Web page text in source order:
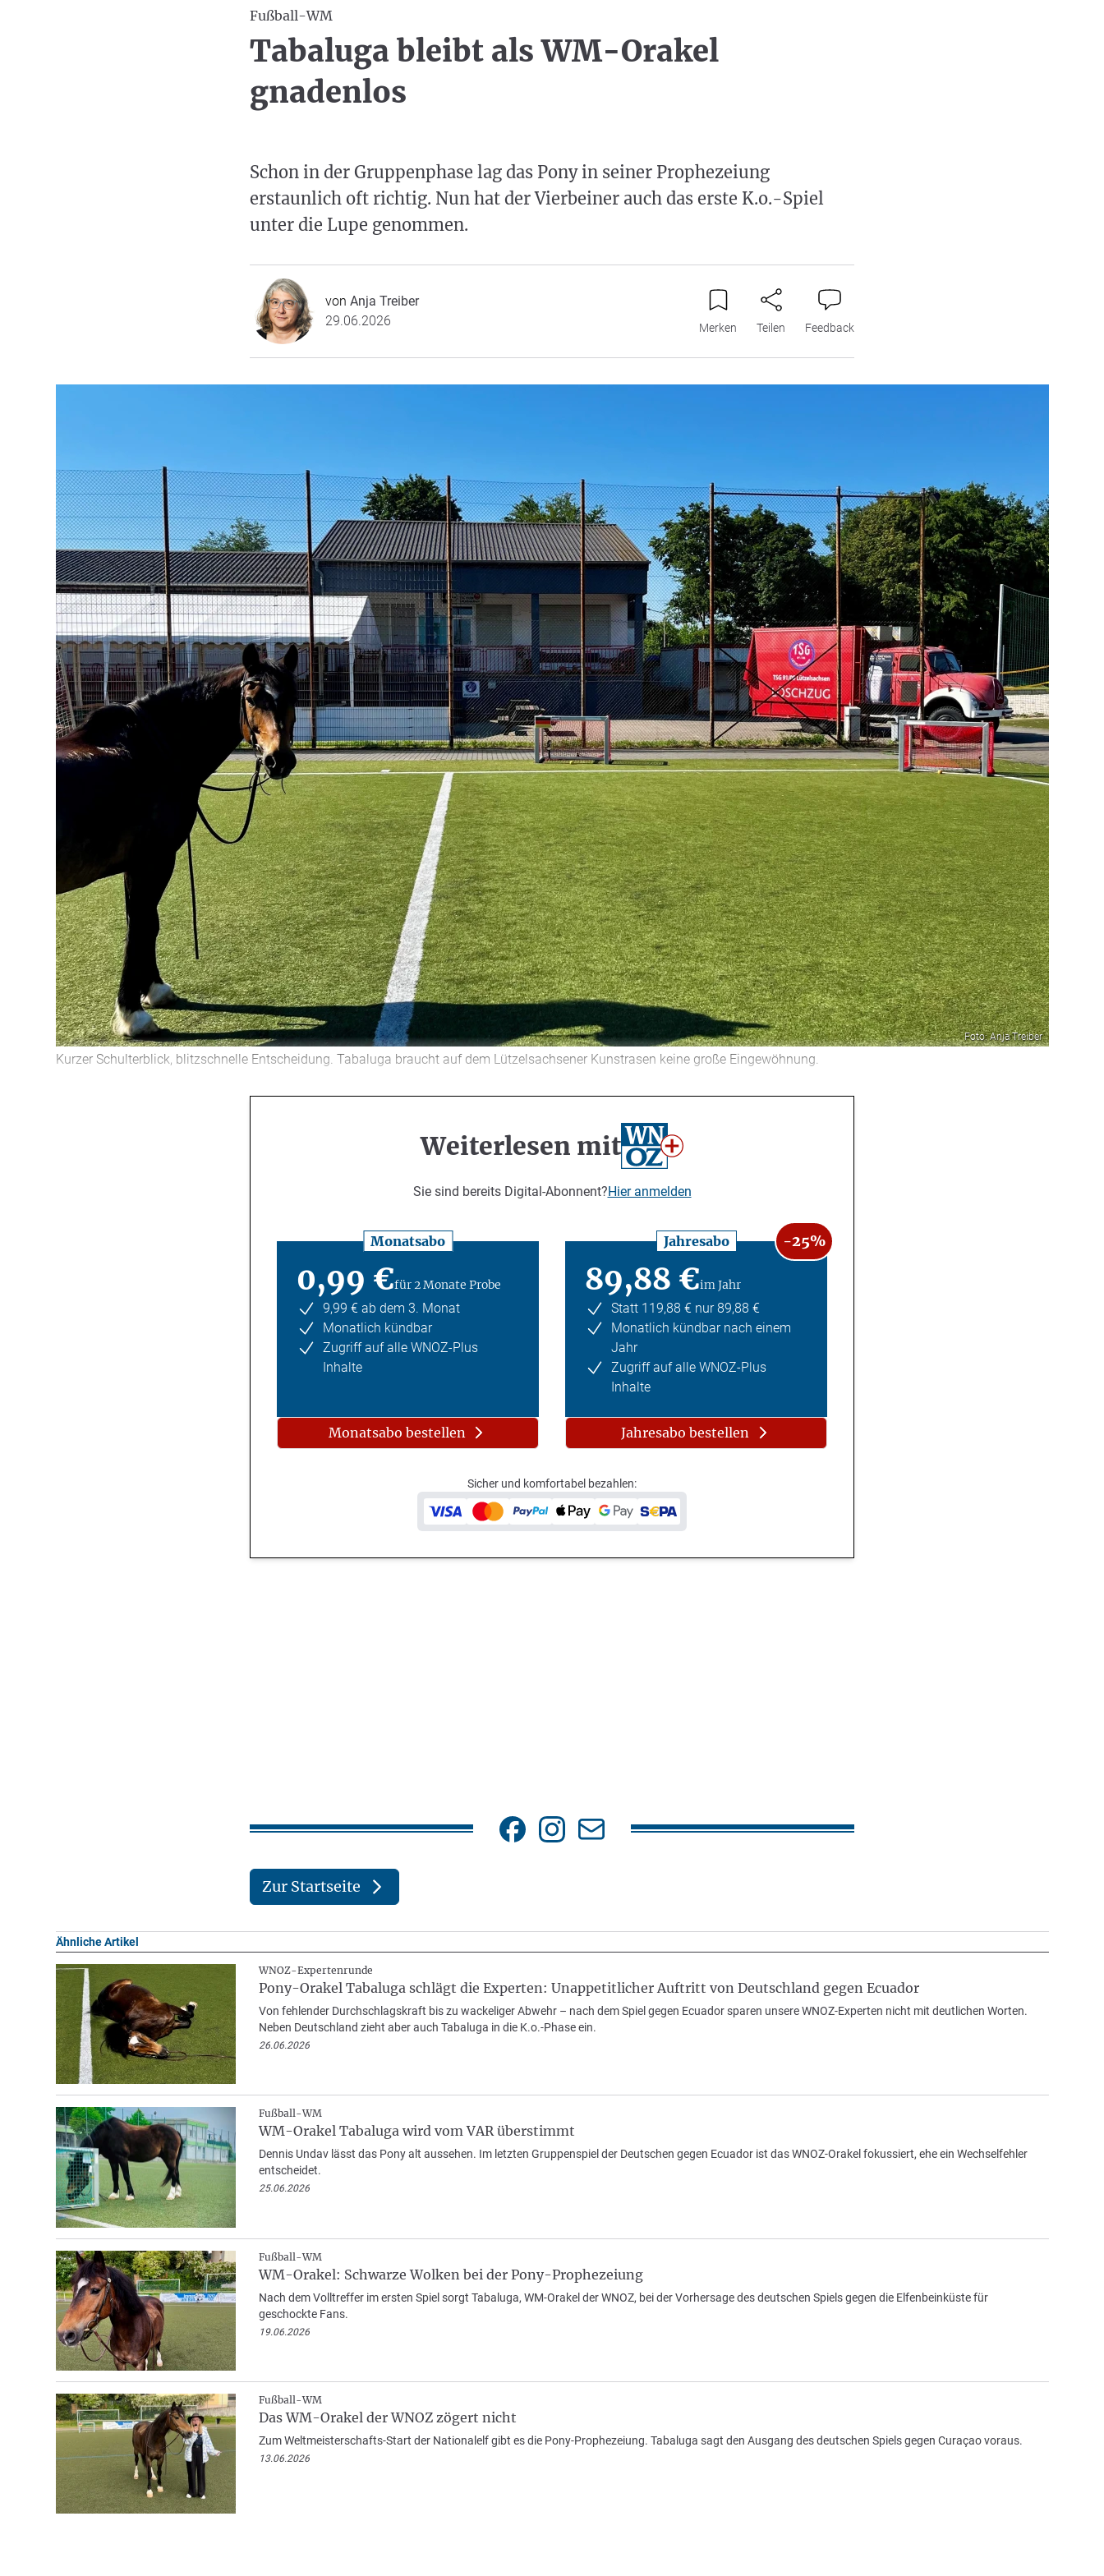
Fußball-WM
Tabaluga bleibt als WM-Orakel
gnadenlos
Schon in der Gruppenphase lag das Pony in seiner Prophezeiung
erstaunlich oft richtig. Nun hat der Vierbeiner auch das erste K.o.-Spiel
unter die Lupe genommen.
von Anja Treiber
29.06.2026
Merken Teilen Feedback
Foto: Anja Treiber
Kurzer Schulterblick, blitzschnelle Entscheidung. Tabaluga braucht auf dem Lützelsachsener Kunstrasen keine große Eingewöhnung.
Weiterlesen mit
Sie sind bereits Digital-Abonnent?Hier anmelden
Monatsabo
0,99 €für 2 Monate Probe
9,99 € ab dem 3. Monat
Monatlich kündbar
Zugriff auf alle WNOZ-Plus
Inhalte
Monatsabo bestellen
Jahresabo -25%
89,88 €im Jahr
Statt 119,88 € nur 89,88 €
Monatlich kündbar nach einem
Jahr
Zugriff auf alle WNOZ-Plus
Inhalte
Jahresabo bestellen
Sicher und komfortabel bezahlen:
Zur Startseite
Ähnliche Artikel
WNOZ-Expertenrunde
Pony-Orakel Tabaluga schlägt die Experten: Unappetitlicher Auftritt von Deutschland gegen Ecuador
Von fehlender Durchschlagskraft bis zu wackeliger Abwehr – nach dem Spiel gegen Ecuador sparen unsere WNOZ-Experten nicht mit deutlichen Worten.
Neben Deutschland zieht aber auch Tabaluga in die K.o.-Phase ein.
26.06.2026
Fußball-WM
WM-Orakel Tabaluga wird vom VAR überstimmt
Dennis Undav lässt das Pony alt aussehen. Im letzten Gruppenspiel der Deutschen gegen Ecuador ist das WNOZ-Orakel fokussiert, ehe ein Wechselfehler
entscheidet.
25.06.2026
Fußball-WM
WM-Orakel: Schwarze Wolken bei der Pony-Prophezeiung
Nach dem Volltreffer im ersten Spiel sorgt Tabaluga, WM-Orakel der WNOZ, bei der Vorhersage des deutschen Spiels gegen die Elfenbeinküste für
geschockte Fans.
19.06.2026
Fußball-WM
Das WM-Orakel der WNOZ zögert nicht
Zum Weltmeisterschafts-Start der Nationalelf gibt es die Pony-Prophezeiung. Tabaluga sagt den Ausgang des deutschen Spiels gegen Curaçao voraus.
13.06.2026